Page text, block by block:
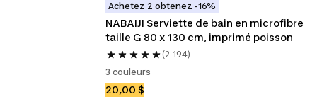
Achetez 2 obtenez -16%
NABAIJI Serviette de bain en microfibre
taille G 80 x 130 cm, imprimé poisson
(2 194)
3 couleurs
20,00 $